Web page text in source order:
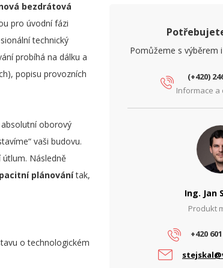
bezdrátová
pro úvodní fázi
technický
probíhá na dálku a
popisu provozních
oborový
vaši budovu.
Následně
plánovánítak,
o technologickém
Pomůžeme s výběrem
(+420)
Informace
Ing. Jan
Produkt
+420